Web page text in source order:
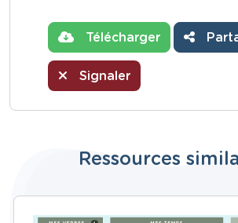
Télécharger
Signaler
Ressources